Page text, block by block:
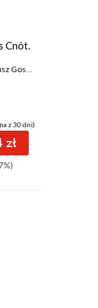
Cnót.
z 30 dni)
zł